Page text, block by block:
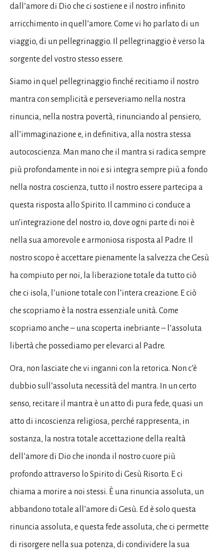
dall’amore di Dio che ci sostiene e il nostro infinito
arricchimento in quell’amore. Come vi ho parlato di un
viaggio, di un pellegrinaggio. Il pellegrinaggio è verso la
sorgente del vostro stesso essere.
Siamo in quel pellegrinaggio finché recitiamo il nostro
mantra con semplicità e perseveriamo nella nostra
rinuncia, nella nostra povertà, rinunciando al pensiero,
all’immaginazione e, in definitiva, alla nostra stessa
autocoscienza. Man mano che il mantra si radica sempre
più profondamente in noi e si integra sempre più a fondo
nella nostra coscienza, tutto il nostro essere partecipa a
questa risposta allo Spirito. Il cammino ci conduce a
un’integrazione del nostro io, dove ogni parte di noi è
nella sua amorevole e armoniosa risposta al Padre. Il
nostro scopo è accettare pienamente la salvezza che Gesù
ha compiuto per noi, la liberazione totale da tutto ciò
che ci isola, l’unione totale con l’intera creazione. E ciò
che scopriamo è la nostra essenziale unità. Come
scopriamo anche – una scoperta inebriante – l’assoluta
libertà che possediamo per elevarci al Padre.
Ora, non lasciate che vi inganni con la retorica. Non c’è
dubbio sull’assoluta necessità del mantra. In un certo
senso, recitare il mantra è un atto di pura fede, quasi un
atto di incoscienza religiosa, perché rappresenta, in
sostanza, la nostra totale accettazione della realtà
dell’amore di Dio che inonda il nostro cuore più
profondo attraverso lo Spirito di Gesù Risorto. E ci
chiama a morire a noi stessi. È una rinuncia assoluta, un
abbandono totale all’amore di Gesù. Ed è solo questa
rinuncia assoluta, e questa fede assoluta, che ci permette
di risorgere nella sua potenza, di condividere la sua